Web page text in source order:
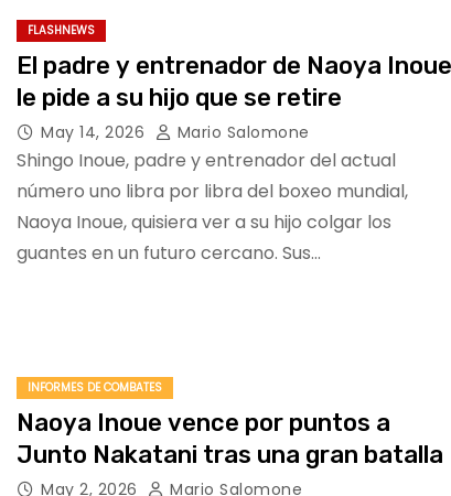
FLASHNEWS
El padre y entrenador de Naoya Inoue
le pide a su hijo que se retire
May 14, 2026 Mario Salomone
Shingo Inoue, padre y entrenador del actual
número uno libra por libra del boxeo mundial,
Naoya Inoue, quisiera ver a su hijo colgar los
guantes en un futuro cercano. Sus…
INFORMES DE COMBATES
Naoya Inoue vence por puntos a
Junto Nakatani tras una gran batalla
May 2, 2026 Mario Salomone